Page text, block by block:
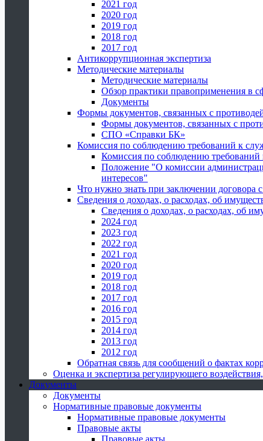
2021 год
2020 год
2019 год
2018 год
2017 год
Антикоррупционная экспертиза
Методические материалы
Методические материалы
Обзор практики правоприменения в
Документы
Формы документов, связанных с
Формы документов, связанных с
СПО «Справки БК»
Комиссия по соблюдению требований к
Комиссия по соблюдению
Положение "О комиссии
интересов"
Что нужно знать при заключении
Сведения о доходах, о расходах, об
Сведения о доходах, о расходах, об
2024 год
2023 год
2022 год
2021 год
2020 год
2019 год
2018 год
2017 год
2016 год
2015 год
2014 год
2013 год
2012 год
Обратная связь для сообщений о фактах
Оценка и экспертиза регулирующего
Документы
Документы
Нормативные правовые документы
Нормативные правовые документы
Правовые акты
Правовые акты